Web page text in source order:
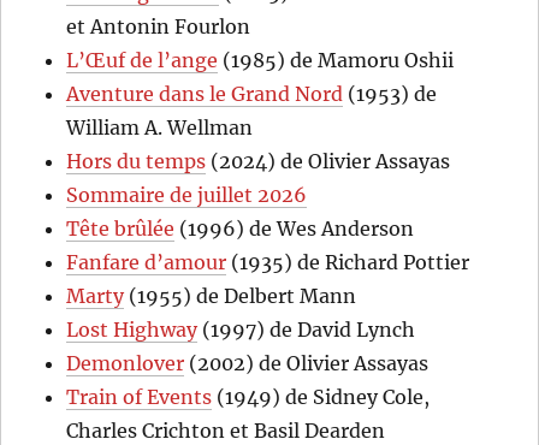
et Antonin Fourlon
L’Œuf de l’ange (1985) de Mamoru Oshii
Aventure dans le Grand Nord (1953) de
William A. Wellman
Hors du temps (2024) de Olivier Assayas
Sommaire de juillet 2026
Tête brûlée (1996) de Wes Anderson
Fanfare d’amour (1935) de Richard Pottier
Marty(1955) de Delbert Mann
Lost Highway(1997) de David Lynch
Demonlover (2002) de Olivier Assayas
Train of Events (1949) de Sidney Cole,
Charles Crichton et Basil Dearden